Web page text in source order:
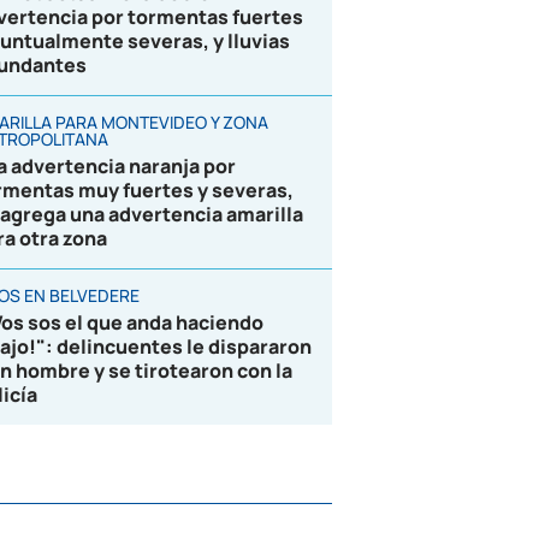
por tormentas fuertes
severas, y lluvias
PARA MONTEVIDEO Y ZONA
advertencia naranja por
muy fuertes y severas,
una advertencia amarilla
otra zona
EN BELVEDERE
sos el que anda haciendo
delincuentes le dispararon
hombre y se tirotearon con la